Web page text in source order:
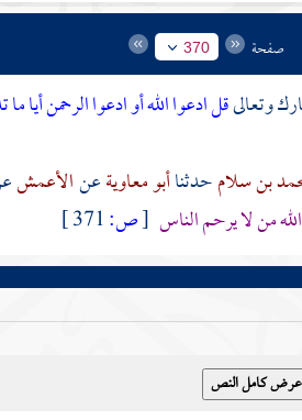
صفحة 370
وتعالىقل ادعوا الله أو ادعوا الرحمن أيا
بن سلامحدثناأبو معاويةعنالأعمش
من لا يرحم الناس [ص: